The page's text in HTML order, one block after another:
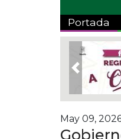
Portada
Previous
May 09,